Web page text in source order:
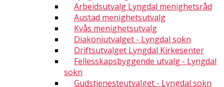
Arbeidsutvalg Lyngdal menighetsråd
Austad menighetsutvalg
Kvås menighetsutvalg
Diakoniutvalget - Lyngdal sokn
Driftsutvalget Lyngdal Kirkesenter
Fellesskapsbyggende utvalg - Lyngdal
sokn
Gudstjenesteutvalget - Lyngdal sokn